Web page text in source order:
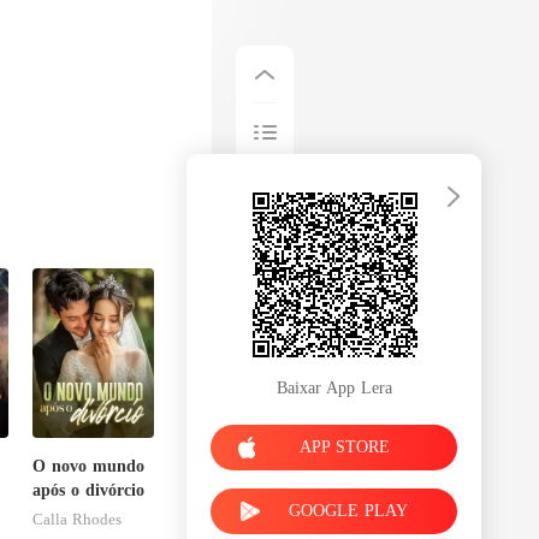
O novo mundo
após o divórcio
Calla Rhodes
Baixar App Lera
APP STORE
GOOGLE PLAY